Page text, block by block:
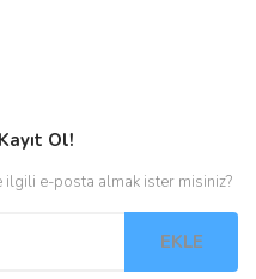
Ol!
ilgili e-posta almak ister misiniz?
EKLE